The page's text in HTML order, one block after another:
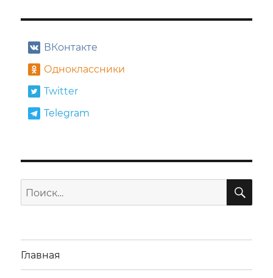
ВКонтакте
Одноклассники
Twitter
Telegram
Искать:
Главная